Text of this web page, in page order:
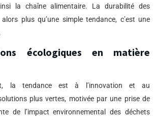
la chaîne alimentaire. La durabilité des
plus qu’une simple tendance, c’est une
écologiques en matière
la tendance est à l’innovation et au
plus vertes, motivée par une prise de
de l’impact environnemental des déchets